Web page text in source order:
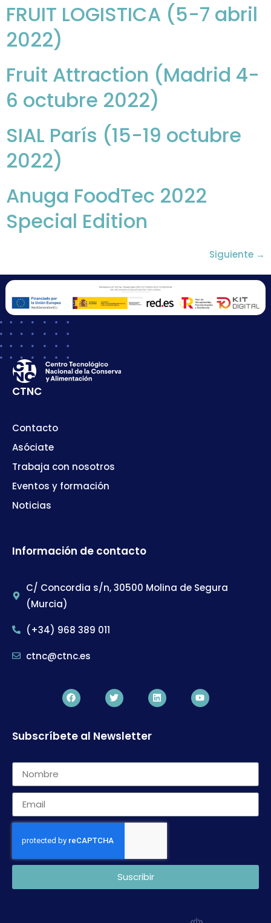
FRUIT LOGISTICA (5-7 abril
2022)
Fruit Attraction (Madrid 4-
6 octubre 2022)
SIAL París (15-19 octubre
2022)
Anuga FoodTec 2022
Special Edition
Siguiente →
CTNC
Contacto
Asóciate
Trabaja con nosotros
Eventos y formación
Noticias
Información de contacto
C/ Concordia s/n, 30500 Molina de Segura
(Murcia)
(+34) 968 389 011
ctnc@ctnc.es
Subscríbete al Newsletter
Suscribir